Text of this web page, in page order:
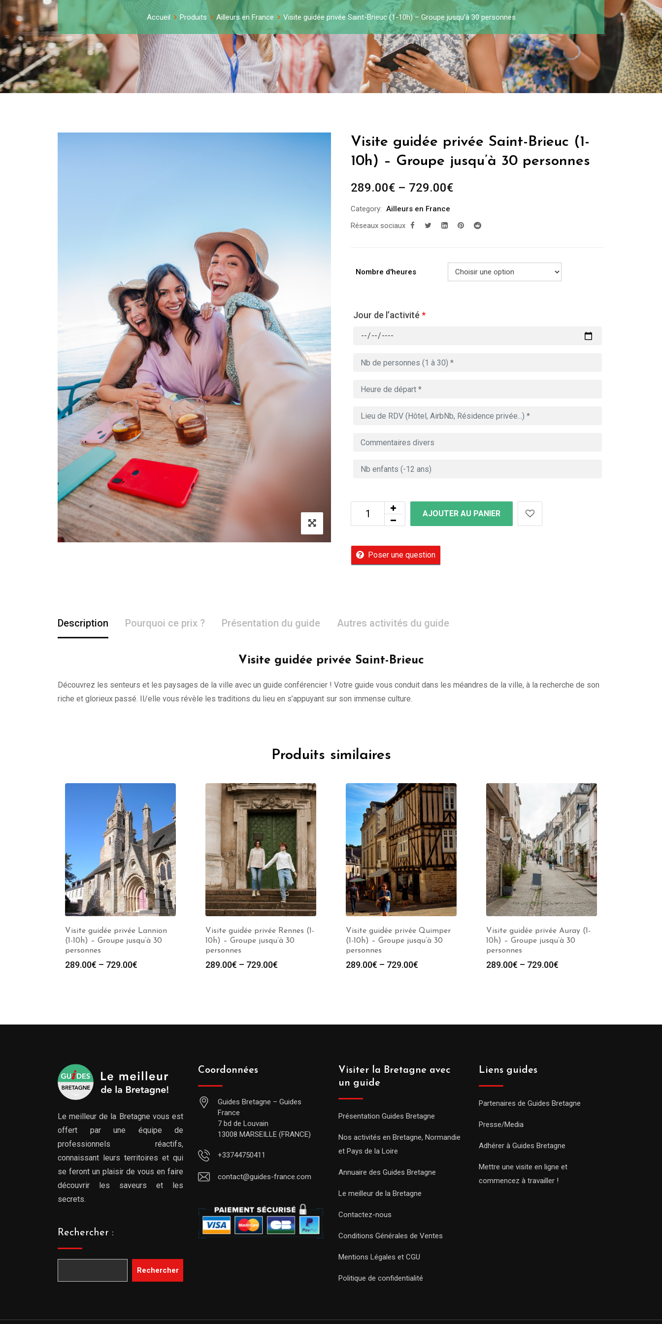
Accueil Produits Ailleurs en France Visite guidée privée Saint-Brieuc (1-10h) – Groupe jusqu’à 30 personnes
Visite guidée privée Saint-Brieuc (1-
10h) – Groupe jusqu’à 30 personnes
289.00€ – 729.00€
Category: Ailleurs en France
Réseaux sociaux
Nombre d'heures
Jour de l’activité *
AJOUTER AU PANIER
Poser une question
Description Pourquoi ce prix ? Présentation du guide Autres activités du guide
Visite guidée privée Saint-Brieuc
Découvrez les senteurs et les paysages de la ville avec un guide conférencier ! Votre guide vous conduit dans les méandres de la ville, à la recherche de son
riche et glorieux passé. Il/elle vous révèle les traditions du lieu en s’appuyant sur son immense culture.
Produits similaires
Visite guidée privée Lannion
(1-10h) – Groupe jusqu’à 30
personnes
289.00€ – 729.00€
Visite guidée privée Rennes (1-
10h) – Groupe jusqu’à 30
personnes
289.00€ – 729.00€
Visite guidée privée Quimper
(1-10h) – Groupe jusqu’à 30
personnes
289.00€ – 729.00€
Visite guidée privée Auray (1-
10h) – Groupe jusqu’à 30
personnes
289.00€ – 729.00€
Le meilleur de la Bretagne vous est
offert par une équipe de
professionnels réactifs,
connaissant leurs territoires et qui
se feront un plaisir de vous en faire
découvrir les saveurs et les
secrets.
Rechercher :
Rechercher
Coordonnées
Guides Bretagne – Guides
France
7 bd de Louvain
13008 MARSEILLE (FRANCE)
+33744750411
contact@guides-france.com
Visiter la Bretagne avec
un guide
Présentation Guides Bretagne
Nos activités en Bretagne, Normandie
et Pays de la Loire
Annuaire des Guides Bretagne
Le meilleur de la Bretagne
Contactez-nous
Conditions Générales de Ventes
Mentions Légales et CGU
Politique de confidentialité
Liens guides
Partenaires de Guides Bretagne
Presse/Media
Adhérer à Guides Bretagne
Mettre une visite en ligne et
commencez à travailler !